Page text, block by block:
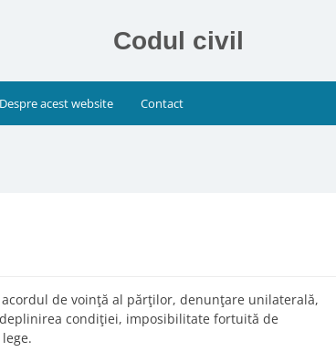
Codul civil
Despre acest website Contact
de voinţă al părţilor, denunţare unilaterală,
condiţiei, imposibilitate fortuită de